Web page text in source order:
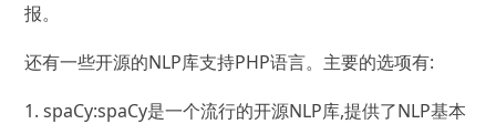
报。
还有一些开源的NLP库支持PHP语言。主要的选项有:
1. spaCy:spaCy是一个流行的开源NLP库,提供了NLP基本